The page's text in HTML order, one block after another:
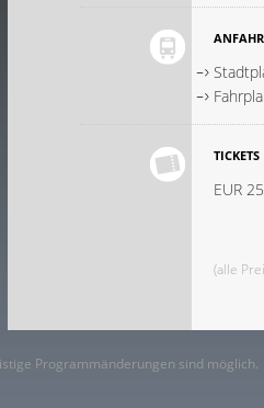
TICKETS
EUR
(alle
Programmänderungen sind möglich.